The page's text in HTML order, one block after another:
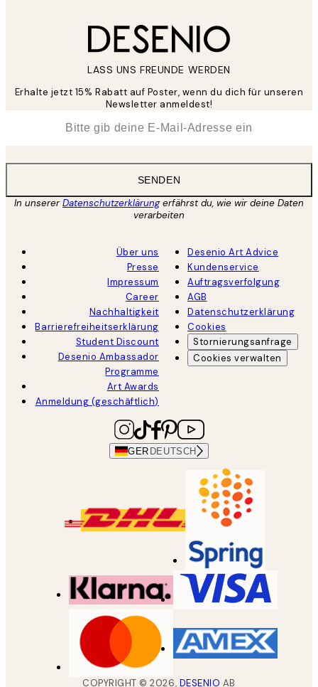
LASS UNS FREUNDE WERDEN
Erhalte jetzt 15% Rabatt auf Poster, wenn du dich für unseren
Newsletter anmeldest!
SENDEN
In unsererDatenschutzerklärungerfährst du, wie wir deine Daten
verarbeiten
Über uns
Presse
Impressum
Career
Nachhaltigkeit
Barrierefreiheitserklärung
Student Discount
Desenio Ambassador
Programme
Art Awards
Anmeldung (geschäftlich)
Desenio Art Advice
Kundenservice
Auftragsverfolgung
AGB
Datenschutzerklärung
Cookies
Stornierungsanfrage
Cookies verwalten
GER DEUTSCH
COPYRIGHT ©2026, DESENIO AB